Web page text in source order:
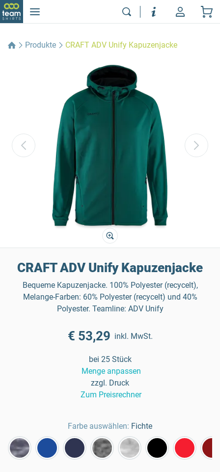
Produkte CRAFT ADV Unify Kapuzenjacke
CRAFT ADV Unify Kapuzenjacke
Bequeme Kapuzenjacke. 100% Polyester (recycelt),
Melange-Farben: 60% Polyester (recycelt) und 40%
Polyester. Teamline: ADV Unify
€ 53,29 inkl. MwSt.
bei 25 Stück
Menge anpassen
zzgl. Druck
Zum Preisrechner
Farbe auswählen: Fichte